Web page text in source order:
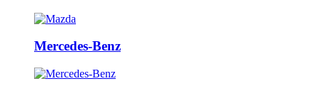
Mercedes-Benz